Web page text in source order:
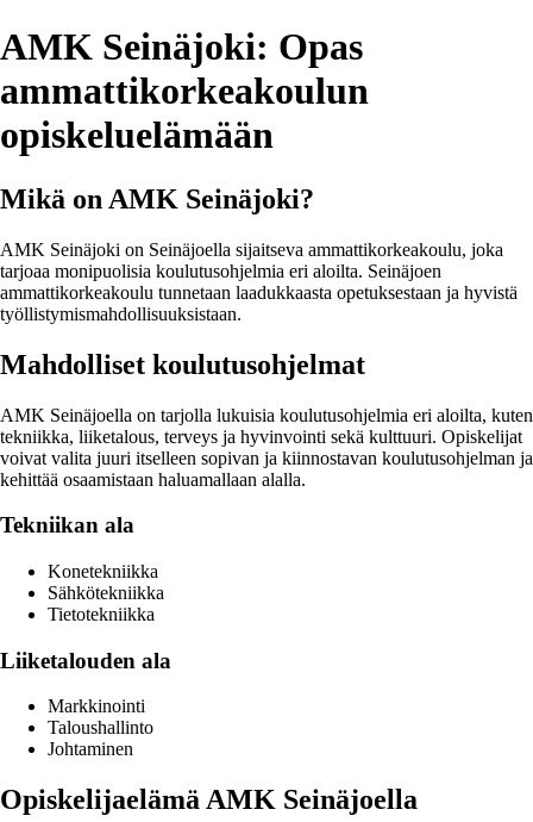
AMK Seinäjoki: Opas
ammattikorkeakoulun
opiskeluelämään
Mikä on AMK Seinäjoki?
AMK Seinäjoki on Seinäjoella sijaitseva ammattikorkeakoulu, joka
tarjoaa monipuolisia koulutusohjelmia eri aloilta. Seinäjoen
ammattikorkeakoulu tunnetaan laadukkaasta opetuksestaan ja hyvistä
työllistymismahdollisuuksistaan.
Mahdolliset koulutusohjelmat
AMK Seinäjoella on tarjolla lukuisia koulutusohjelmia eri aloilta, kuten
tekniikka, liiketalous, terveys ja hyvinvointi sekä kulttuuri. Opiskelijat
voivat valita juuri itselleen sopivan ja kiinnostavan koulutusohjelman ja
kehittää osaamistaan haluamallaan alalla.
Tekniikan ala
Konetekniikka
Sähkötekniikka
Tietotekniikka
Liiketalouden ala
Markkinointi
Taloushallinto
Johtaminen
Opiskelijaelämä AMK Seinäjoella